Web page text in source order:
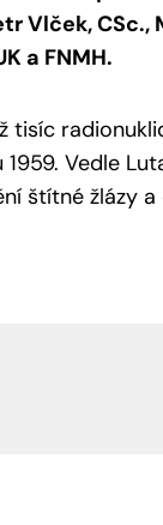
Vlček,
a FNMH.
tisíc
Vedle
štítné žlázy